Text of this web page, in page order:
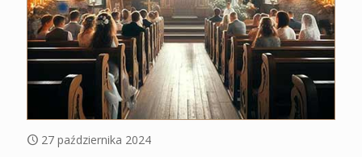
27 października 2024